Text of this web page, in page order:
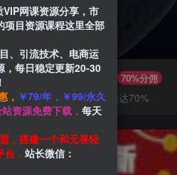
推广赚钱 70%分佣
推广返佣高达70%
网课资源分享，市
项目资源课程这里全部
、引流技术、电商运
，每日稳定更新20-30
， ￥79/年，￥99/永久
资源免费下载， 每天
，搭建一个和无畏轻
， 站长微信：